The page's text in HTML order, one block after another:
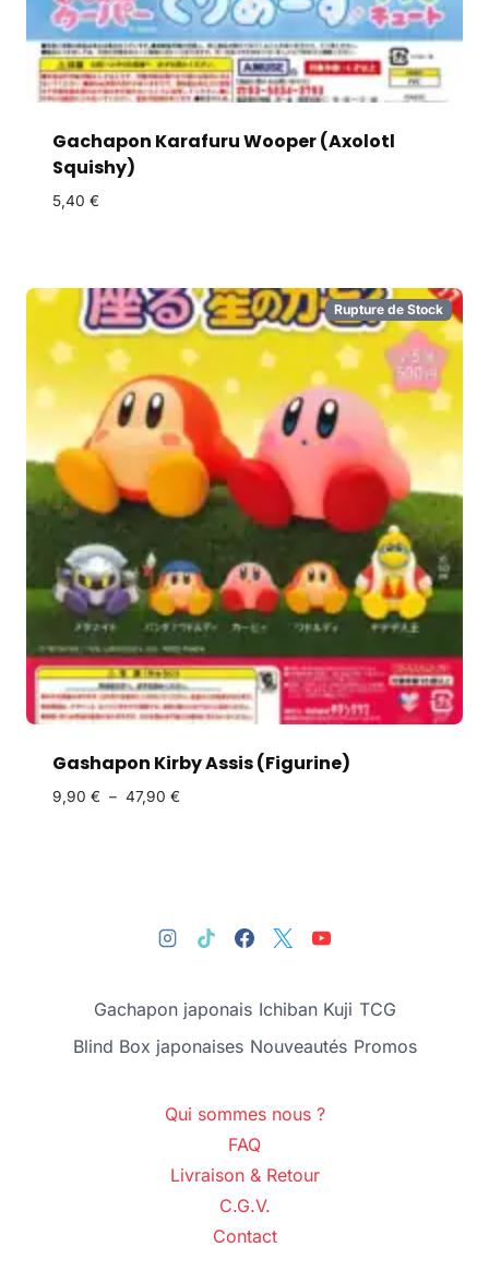
Gachapon Karafuru Wooper (Axolotl
Squishy)
5,40 €
Rupture de Stock
Gashapon Kirby Assis (Figurine)
9,90 € – 47,90 €
Gachapon japonais Ichiban Kuji TCG
Blind Box japonaises Nouveautés Promos
Qui sommes nous ?
FAQ
Livraison & Retour
C.G.V.
Contact